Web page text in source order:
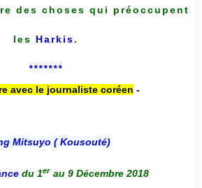
des choses qui préoccupent
les Harkis.
*******
avec le journaliste coréen -
Mitsuyo ( Kousouté)
du 1er au 9 Décembre 2018